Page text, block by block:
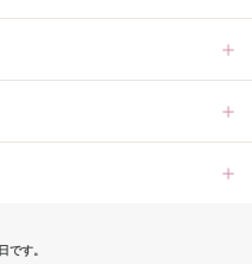
です。